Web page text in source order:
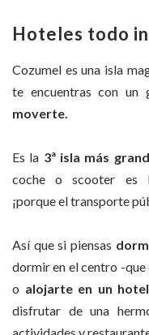
Hoteles todo
Cozumel es una isla
te encuentras con un
moverte.
Es la 3ª isla más
coche o scooter es
¡porque el transporte
Así que si piensas
dormir en el centro -
o alojarte en un
disfrutar de una